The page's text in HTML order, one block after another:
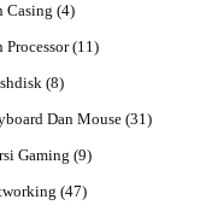
Casing 44
Processor 1111
88
Dan Mouse 3131
Gaming 99
4747